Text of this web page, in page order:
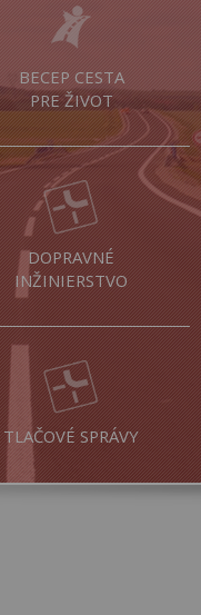
BECEP CESTA
PRE ŽIVOT
DOPRAVNÉ
INŽINIERSTVO
TLAČOVÉ SPRÁVY